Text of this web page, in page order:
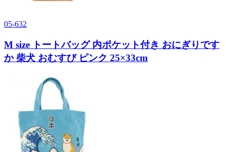
05-632
M size トートバッグ 内ポケット付き おにぎりです
か 柴犬 おむすび ピンク 25×33cm